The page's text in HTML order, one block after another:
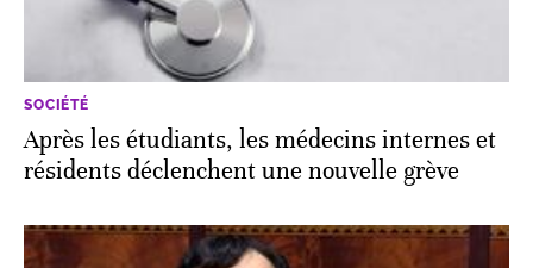
SOCIÉTÉ
Après les étudiants, les médecins internes et
résidents déclenchent une nouvelle grève